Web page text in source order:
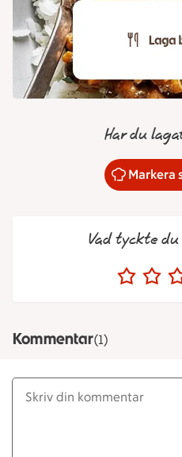
Har du
Markera
Vad tyckte du
Kommentar(1)